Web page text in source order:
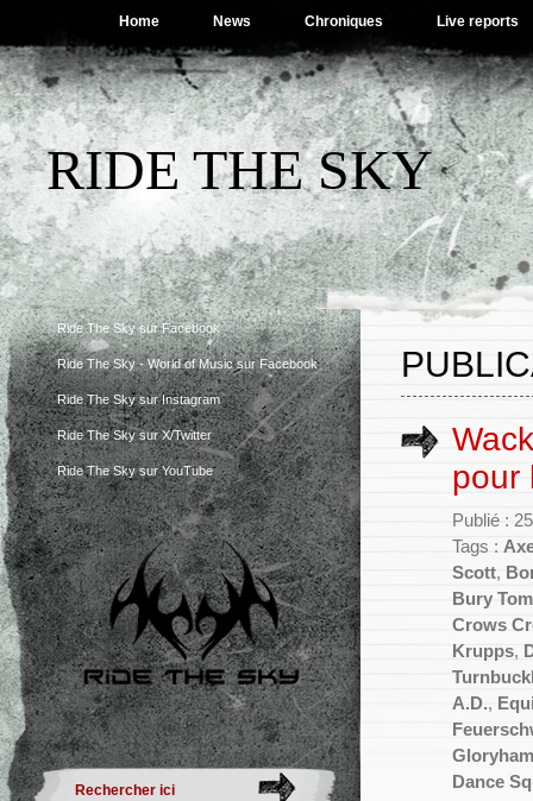
Home News Chroniques Live reports
RIDE THE SKY
Ride The Sky sur Facebook
Ride The Sky - World of Music sur Facebook
Ride The Sky sur Instagram
Ride The Sky sur X/Twitter
Ride The Sky sur YouTube
pour
Publié :
Tags :
Scott,
Bury
Crows
Krupps,
A.D.,
Dance